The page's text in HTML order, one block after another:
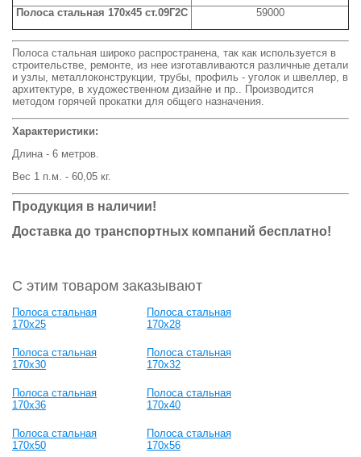
Полоса стальная 170x45 ст.09Г2С
59000
Полоса стальная широко распространена, так как используется в
строительстве, ремонте, из нее изготавливаются различные детали
и узлы, металлоконструкции, трубы, профиль - уголок и швеллер, в
архитектуре, в художественном дизайне и пр.. Производится
методом горячей прокатки для общего назначения.
Характеристики:
Длина - 6 метров.
Вес 1 п.м. - 60,05 кг.
Продукция в наличии!
Доставка до транспортных компаний бесплатно!
С этим товаром заказывают
Полоса стальная
170x25
Полоса стальная
170x28
Полоса стальная
170x30
Полоса стальная
170x32
Полоса стальная
170x36
Полоса стальная
170x40
Полоса стальная
170x50
Полоса стальная
170x56